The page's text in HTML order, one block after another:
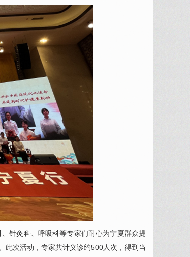
、针灸科、呼吸科等专家们耐心为宁夏群众提
此次活动，专家共计义诊约500人次，得到当